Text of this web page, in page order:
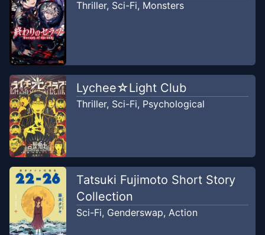
Thriller, Sci-Fi, Monsters
Lychee☆Light Club
Thriller, Sci-Fi, Psychological
Tatsuki Fujimoto Short Story
Collection
Sci-Fi, Genderswap, Action